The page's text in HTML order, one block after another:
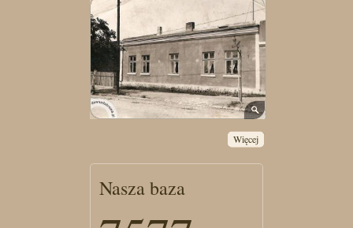
Więcej
Nasza baza